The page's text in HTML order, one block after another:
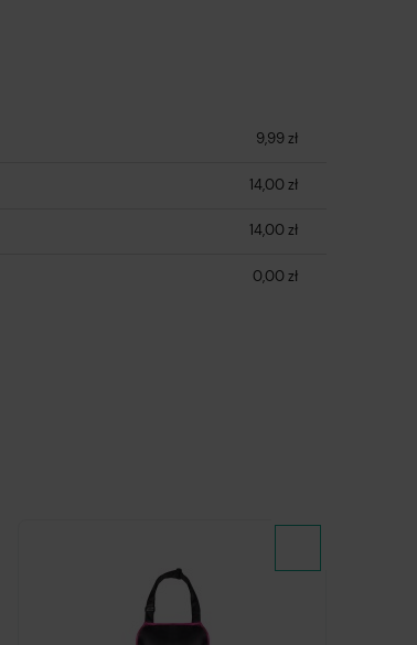
9,99 zł
14,00 zł
14,00 zł
0,00 zł